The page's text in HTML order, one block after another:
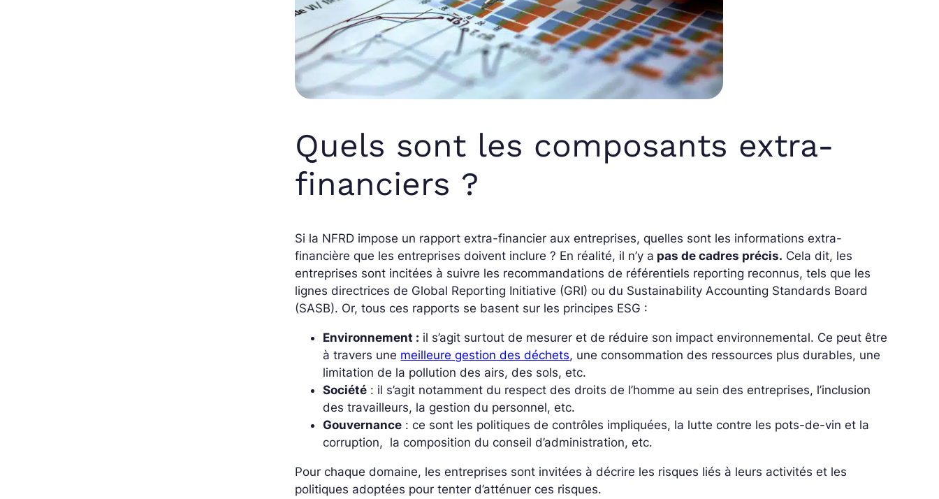
Quels sont les composants extra-
financiers ?
Si la NFRD impose un rapport extra-financier aux entreprises, quelles sont les informations extra-
financière que les entreprises doivent inclure ? En réalité, il n’y a pas de cadres précis. Cela dit, les
entreprises sont incitées à suivre les recommandations de référentiels reporting reconnus, tels que les
lignes directrices de Global Reporting Initiative (GRI) ou du Sustainability Accounting Standards Board
(SASB). Or, tous ces rapports se basent sur les principes ESG :
Environnement : il s’agit surtout de mesurer et de réduire son impact environnemental. Ce peut être
à travers une meilleure gestion des déchets, une consommation des ressources plus durables, une
limitation de la pollution des airs, des sols, etc.
Société : il s’agit notamment du respect des droits de l’homme au sein des entreprises, l’inclusion
des travailleurs, la gestion du personnel, etc.
Gouvernance : ce sont les politiques de contrôles impliquées, la lutte contre les pots-de-vin et la
corruption, la composition du conseil d’administration, etc.
Pour chaque domaine, les entreprises sont invitées à décrire les risques liés à leurs activités et les
politiques adoptées pour tenter d’atténuer ces risques.